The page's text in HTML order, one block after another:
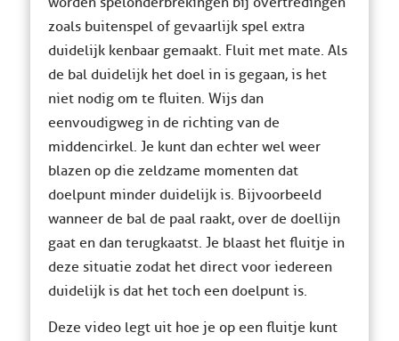
zoals buitenspel of gevaarlijk spel extra
duidelijk kenbaar gemaakt. Fluit met mate. Als
de bal duidelijk het doel in is gegaan, is het
niet nodig om te fluiten. Wijs dan
eenvoudigweg in de richting van de
middencirkel. Je kunt dan echter wel weer
blazen op die zeldzame momenten dat
doelpunt minder duidelijk is. Bijvoorbeeld
wanneer de bal de paal raakt, over de doellijn
gaat en dan terugkaatst. Je blaast het fluitje in
deze situatie zodat het direct voor iedereen
duidelijk is dat het toch een doelpunt is.
Deze video legt uit hoe je op een fluitje kunt